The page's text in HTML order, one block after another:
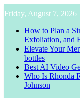
to
content
Friday, August 7, 2026
How to Plan a
Exfoliation, and
Elevate Your
bottles
Best AI Video
Who Is Rhonda
Johnson